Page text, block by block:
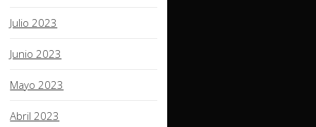
Julio 2023
Junio 2023
Mayo 2023
Abril 2023